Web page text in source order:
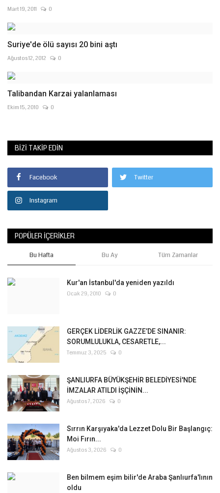
Mart 19, 2011 0
Suriye'de ölü sayısı 20 bini aştı
Ağustos 12, 2012 0
Talibandan Karzai yalanlaması
Ekim 15, 2010 0
BIZI TAKIP EDIN
Facebook Twitter
Instagram
POPÜLER İÇERIKLER
Bu Hafta Bu Ay Tüm Zamanlar
Kur'an İstanbul'da yeniden yazıldı
Ocak 29, 2010 0
GERÇEK LİDERLİK GAZZE’DE SINANIR:
SORUMLULUKLA, CESARETLE,...
Temmuz 3, 2025 0
ŞANLIURFA BÜYÜKŞEHİR BELEDİYESİ'NDE
İMZALAR ATILDI İŞÇİNİN...
Ağustos 7, 2026 0
Sırrın Karşıyaka'da Lezzet Dolu Bir Başlangıç:
Moi Fırın...
Ağustos 3, 2026 0
Ben bilmem eşim bilir'de Araba Şanlıurfa'lının
oldu